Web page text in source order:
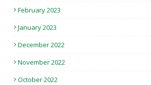
February 2023
January 2023
December 2022
November 2022
October 2022